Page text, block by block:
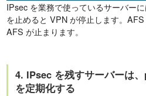
IPsec を業務で使っているサーバー
を止めると VPN が停止します。
AFS が止まります。
4. IPsec を残すサーバーは
を定期化する